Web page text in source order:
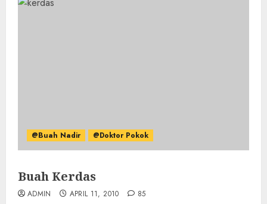
@Buah Nadir @Doktor Pokok
Buah Kerdas
ADMIN APRIL 11, 2010 85